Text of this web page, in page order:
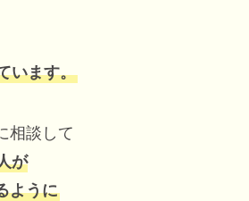
います。
相談して
が
ように